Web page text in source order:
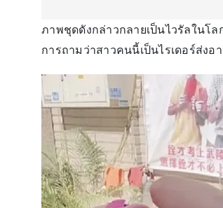
ภาพชุดดังกล่าวกลายเป็นไวรัลในโ
การถามว่าสาวคนนี้เป็นไรเดอร์ส่งอ